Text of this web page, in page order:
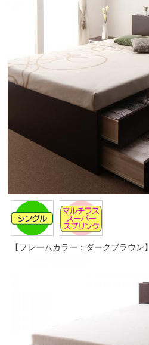
【フレームカラー：ダークブラウン】